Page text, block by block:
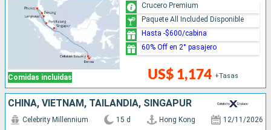
Comidas incluidas US$ 1,174 +Tasas
Crucero Premium
Paquete All Included Disponible
Hasta -$600/cabina
60% Off en 2° pasajero
CHINA, VIETNAM, TAILANDIA, SINGAPUR
Celebrity Millennium 15 d Hong Kong 12/11/2026